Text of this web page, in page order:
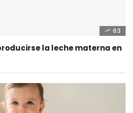
63
la leche materna en